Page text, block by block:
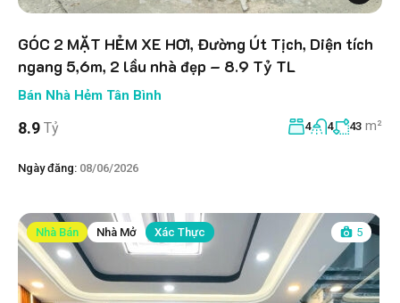
GÓC 2 MẶT HẺM XE HƠI, Đường Út Tịch, Diện tích
ngang 5,6m, 2 lầu nhà đẹp – 8.9 Tỷ TL
Bán Nhà Hẻm Tân Bình
8.9 Tỷ 4 4 43 m²
Ngày đăng: 08/06/2026
Nhà Bán Nhà Mở Xác Thực 5